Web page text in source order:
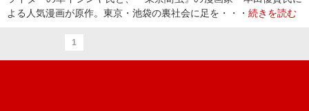
よる人気漫画が原作。東京・池袋の裏社会に足を・・・ 続きを読む
1